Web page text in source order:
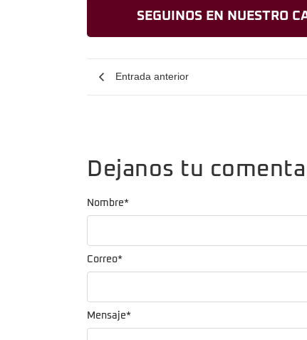
SEGUINOS EN NUESTRO
Entrada anterior
Dejanos tu
Mensaje*
Nombre*
Correo*